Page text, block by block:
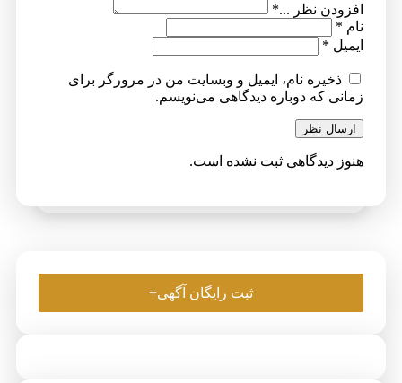
افزودن نظر ...*
نام *
ایمیل *
ذخیره نام، ایمیل و وبسایت من در مرورگر برای
زمانی که دوباره دیدگاهی می‌نویسم.
ارسال نظر
هنوز دیدگاهی ثبت نشده است.
ثبت رایگان آگهی+